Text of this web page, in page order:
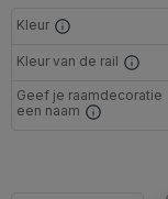
Kleur
Kleur van de rail
Geef je raamdecoratie
een naam